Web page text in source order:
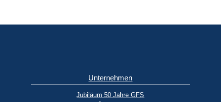
Unternehmen
Jubiläum 50 Jahre GFS